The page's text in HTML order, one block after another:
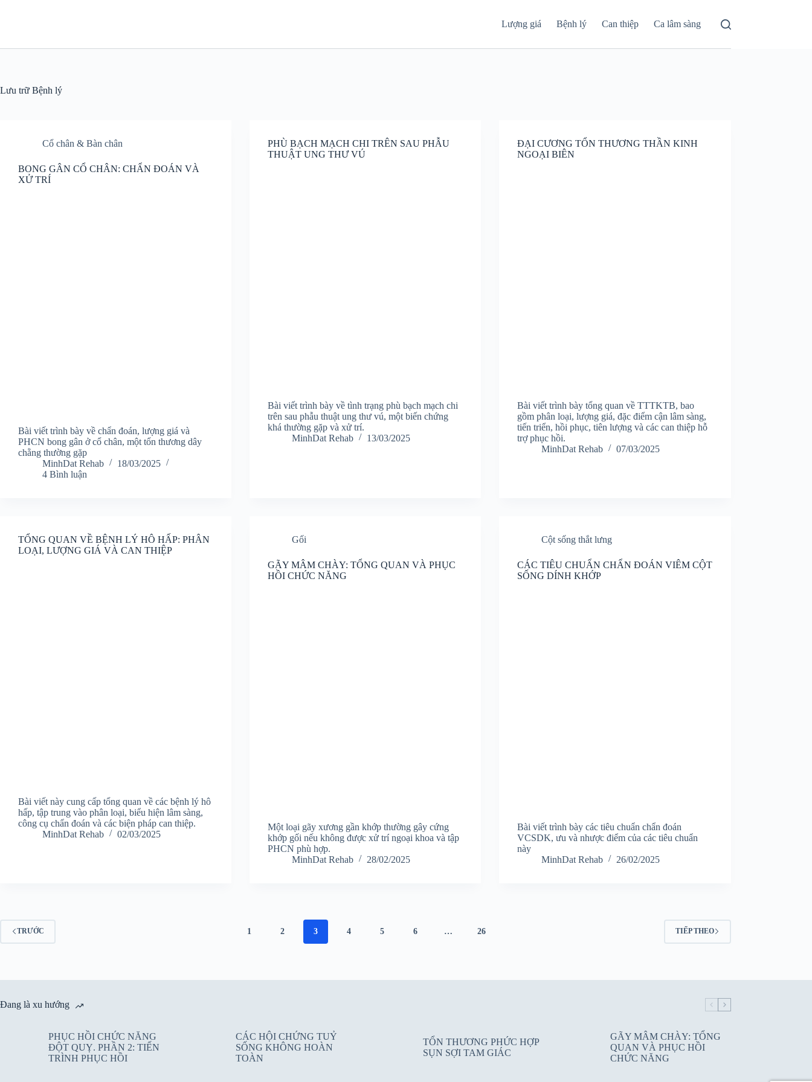
dung
Lượng giá Bệnh lý Can thiệp Ca lâm sàng
Lưu trữ Bệnh lý
Cổ chân & Bàn chân
BONG GÂN CỔ CHÂN: CHẨN ĐOÁN VÀ
XỬ TRÍ
Bài viết trình bày về chẩn đoán, lượng giá và
PHCN bong gân ở cổ chân, một tổn thương dây
chằng thường gặp
MinhDat Rehab
18/03/2025
4 Bình luận
PHÙ BẠCH MẠCH CHI TRÊN SAU PHẪU
THUẬT UNG THƯ VÚ
Bài viết trình bày về tình trạng phù bạch mạch chi
trên sau phẫu thuật ung thư vú, một biến chứng
khá thường gặp và xử trí.
MinhDat Rehab
13/03/2025
ĐẠI CƯƠNG TỔN THƯƠNG THẦN KINH
NGOẠI BIÊN
Bài viết trình bày tổng quan về TTTKTB, bao
gồm phân loại, lượng giá, đặc điểm cận lâm sàng,
tiến triển, hồi phục, tiên lượng và các can thiệp hỗ
trợ phục hồi.
MinhDat Rehab
07/03/2025
TỔNG QUAN VỀ BỆNH LÝ HÔ HẤP: PHÂN
LOẠI, LƯỢNG GIÁ VÀ CAN THIỆP
Bài viết này cung cấp tổng quan về các bệnh lý hô
hấp, tập trung vào phân loại, biểu hiện lâm sàng,
công cụ chẩn đoán và các biện pháp can thiệp.
MinhDat Rehab
02/03/2025
Gối
GÃY MÂM CHÀY: TỔNG QUAN VÀ PHỤC
HỒI CHỨC NĂNG
Một loại gãy xương gần khớp thường gây cứng
khớp gối nếu không được xử trí ngoại khoa và tập
PHCN phù hợp.
MinhDat Rehab
28/02/2025
Cột sống thắt lưng
CÁC TIÊU CHUẨN CHẨN ĐOÁN VIÊM CỘT
SỐNG DÍNH KHỚP
Bài viết trình bày các tiêu chuẩn chẩn đoán
VCSDK, ưu và nhược điểm của các tiêu chuẩn
này
MinhDat Rehab
26/02/2025
TRƯỚC 1 2 3 4 5 6 … 26 TIẾP THEO
Đang là xu hướng
PHỤC HỒI CHỨC NĂNG
ĐỘT QUỴ. PHẦN 2: TIẾN
TRÌNH PHỤC HỒI
CÁC HỘI CHỨNG TUỶ
SỐNG KHÔNG HOÀN
TOÀN
TỔN THƯƠNG PHỨC HỢP
SỤN SỢI TAM GIÁC
GÃY MÂM CHÀY: TỔNG
QUAN VÀ PHỤC HỒI
CHỨC NĂNG